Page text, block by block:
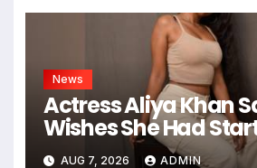
News
Actress Aliya Khan
Wishes She Had
Earlier
AUG 7, 2026 ADMIN